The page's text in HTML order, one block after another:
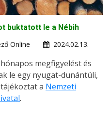
buktatott le a Nébih
Online
2024.02.13.
megfigyelést és
le egy nyugat-dunántúli,
a Nemzeti
.